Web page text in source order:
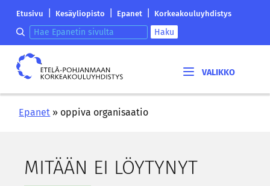
Etelä-
korkeakouluyhdistyksen
saapumissivu
Etusivu Kesäyliopisto Epanet Korkeakouluyhdistys
Hae epanetin sivulta Haku
Etelä-
Pohjanmaan
Epanet » oppiva organisaatio
MI­TÄÄN EI LÖY­TY­NYT